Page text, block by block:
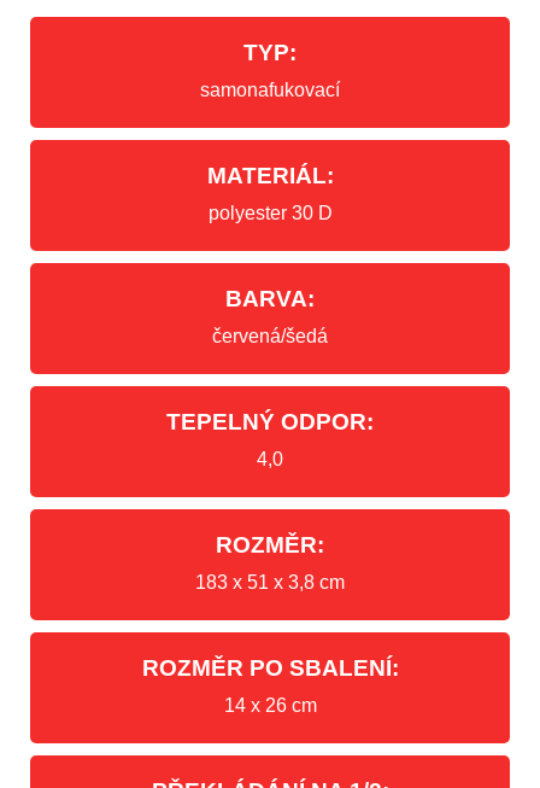
TYP:
samonafukovací
MATERIÁL:
polyester 30 D
BARVA:
červená/šedá
TEPELNÝ ODPOR:
4,0
ROZMĚR:
183 x 51 x 3,8 cm
ROZMĚR PO SBALENÍ:
14 x 26 cm